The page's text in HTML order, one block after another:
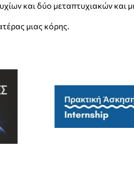
και δύο μεταπτυχιακών και
μιας κόρης.